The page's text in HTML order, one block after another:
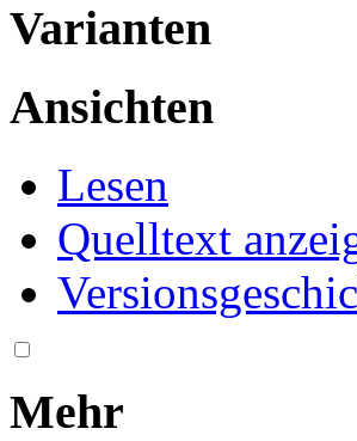
Varianten
Ansichten
Lesen
Quelltext
Mehr